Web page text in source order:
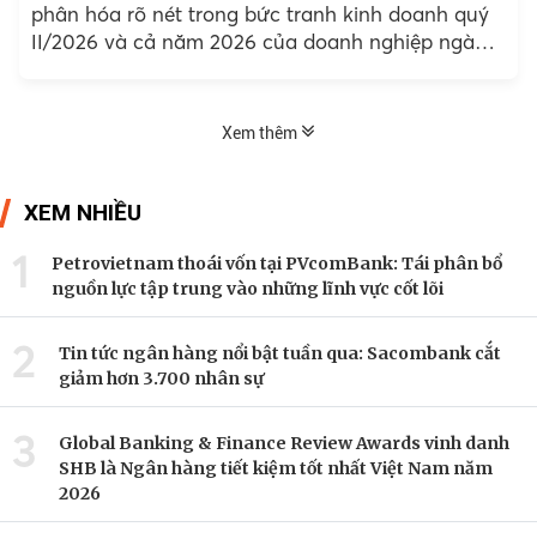
phân hóa rõ nét trong bức tranh kinh doanh quý
II/2026 và cả năm 2026 của doanh nghiệp ngành
Xem thêm
XEM NHIỀU
1
Petrovietnam thoái vốn tại PVcomBank: Tái phân bổ
nguồn lực tập trung vào những lĩnh vực cốt lõi
2
Tin tức ngân hàng nổi bật tuần qua: Sacombank cắt
giảm hơn 3.700 nhân sự
3
Global Banking & Finance Review Awards vinh danh
SHB là Ngân hàng tiết kiệm tốt nhất Việt Nam năm
2026